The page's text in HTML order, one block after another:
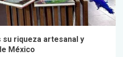
su riqueza artesanal y
México